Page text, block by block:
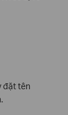
đặt tên